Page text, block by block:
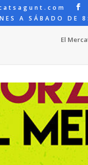
A SÁBADO
El